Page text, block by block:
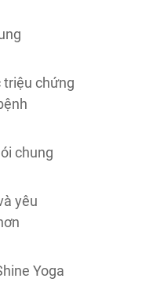
triệu chứng
chung
yêu
Yoga